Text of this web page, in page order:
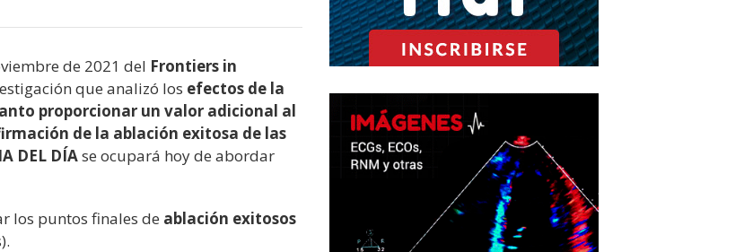
de 2021 del Frontiers in
que analizó los efectos de la
proporcionar un valor adicional al
de la ablación exitosa de las
DEL DÍAse ocupará hoy de abordar
los puntos finales de ablación exitosos